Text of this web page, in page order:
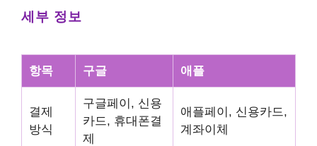
세부 정보
항목 구글 애플
결제
방식
구글페이, 신용
카드, 휴대폰결
제
애플페이, 신용카드,
계좌이체